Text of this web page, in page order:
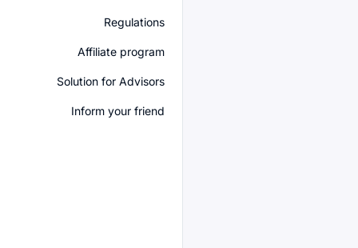
Regulations
Affiliate program
Solution for Advisors
Inform your friend